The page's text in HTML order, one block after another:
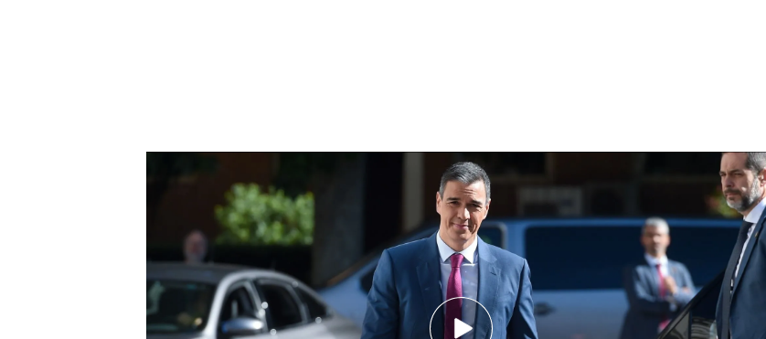
Pedro Sánchez anuncia la fecha y algunas medidas para la regeneración democrática: ¿En qué consisten?
¿Cuáles son las medidas de la regeneración democrática?
El jefe del Ejecutivo, Pedro Sánchez, ha comparecido hoy en el Congreso
de los Diputados para anunciar las líneas fundamentales del Plan de
Acción por la Democracia, más conocido como el plan de regeneración
democrática. Se basa en un
paquete de medidas
que incluye cambios en